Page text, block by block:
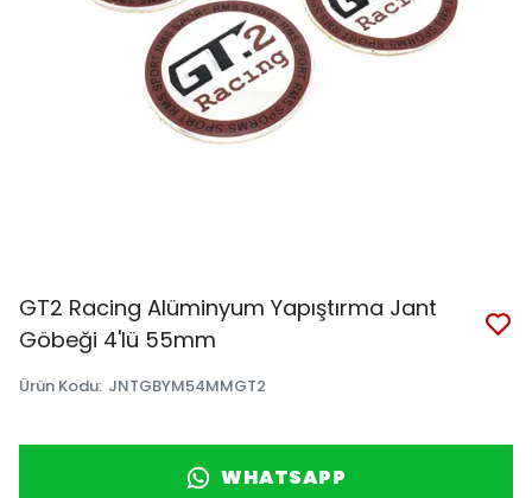
GT2 Racing Alüminyum Yapıştırma Jant
Göbeği 4'lü 55mm
Ürün Kodu: JNTGBYM54MMGT2
WHATSAPP